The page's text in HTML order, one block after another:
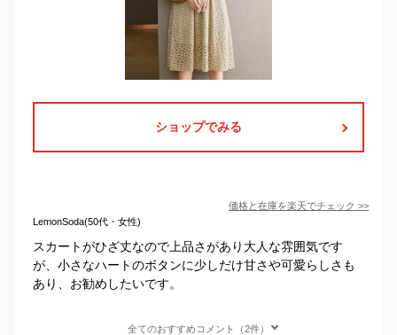
ショップでみる
価格と在庫を楽天でチェック >>
LemonSoda(50代・女性)
スカートがひざ丈なので上品さがあり大人な雰囲気です
が、小さなハートのボタンに少しだけ甘さや可愛らしさも
あり、お勧めしたいです。
全てのおすすめコメント（2件）